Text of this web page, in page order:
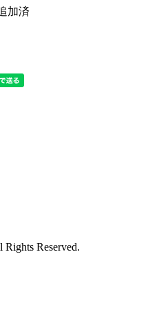
加済
Reserved.